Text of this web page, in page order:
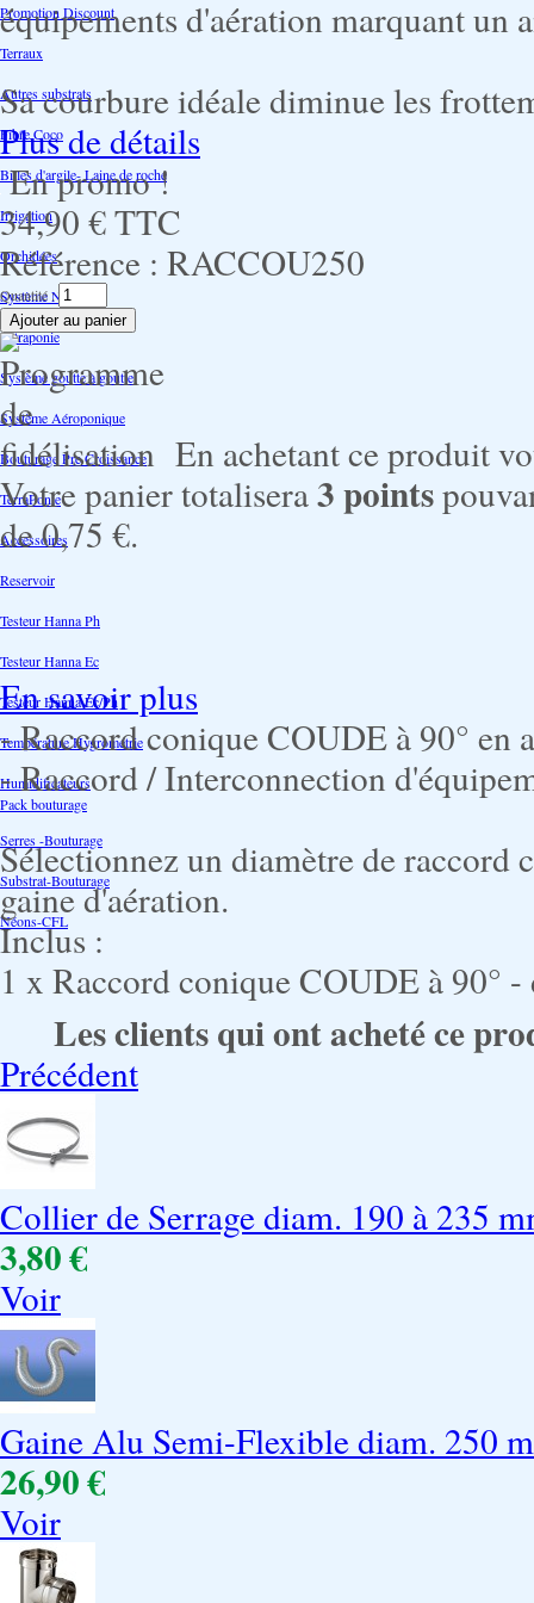
Promotion Discount
Terraux
Autres substrats
Fibre Coco
Billes d'argile- Laine de roche
Irrigation
Orchidées
Système NFT
Ultraponie
Système goutte à goutte
Système Aéroponique
Bouturage Pre Croissance
TerraPonie
Accessoires
Reservoir
Testeur Hanna Ph
Testeur Hanna Ec
Testeur Hanna Ec/Ph
Température Hygrométrie
Humidificateurs
Pack bouturage
Serres -Bouturage
Substrat-Bouturage
Néons-CFL
équipements d'aération marquant un
Sa courbure idéale diminue les
Plus de détails
En promo !
34,90 €TTC
Référence : RACCOU250
Quantité :
En achetant ce produit
Votre panier totalisera3points
de0,75 €.
En savoir plus
- Raccord conique COUDE à 90° en
- Raccord / Interconnection
Sélectionnez un diamètre de raccord
gaine d'aération.
Inclus :
1 x Raccord conique COUDE à 90°
Les clients qui ont acheté ce
Précédent
Collier de Serrage diam. 190 à 235
3,80 €
Voir
Gaine Alu Semi-Flexible diam. 250
26,90 €
Voir